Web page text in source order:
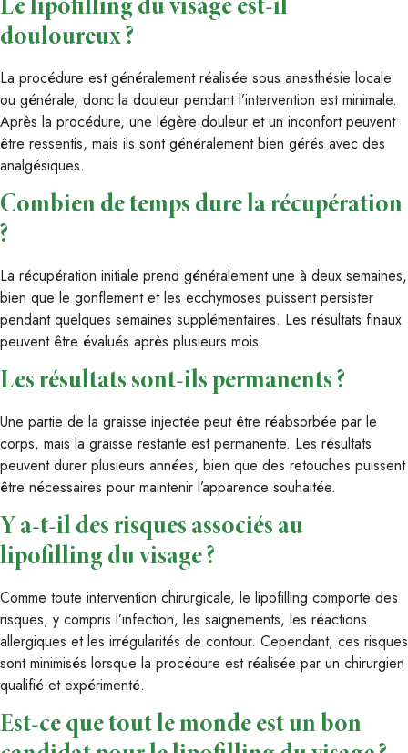
Le lipofilling du visage est-il
douloureux ?
La procédure est généralement réalisée sous anesthésie locale
ou générale, donc la douleur pendant l’intervention est minimale.
Après la procédure, une légère douleur et un inconfort peuvent
être ressentis, mais ils sont généralement bien gérés avec des
analgésiques.
Combien de temps dure la récupération
?
La récupération initiale prend généralement une à deux semaines,
bien que le gonflement et les ecchymoses puissent persister
pendant quelques semaines supplémentaires. Les résultats finaux
peuvent être évalués après plusieurs mois.
Les résultats sont-ils permanents ?
Une partie de la graisse injectée peut être réabsorbée par le
corps, mais la graisse restante est permanente. Les résultats
peuvent durer plusieurs années, bien que des retouches puissent
être nécessaires pour maintenir l’apparence souhaitée.
Y a-t-il des risques associés au
lipofilling du visage ?
Comme toute intervention chirurgicale, le lipofilling comporte des
risques, y compris l’infection, les saignements, les réactions
allergiques et les irrégularités de contour. Cependant, ces risques
sont minimisés lorsque la procédure est réalisée par un chirurgien
qualifié et expérimenté.
Est-ce que tout le monde est un bon